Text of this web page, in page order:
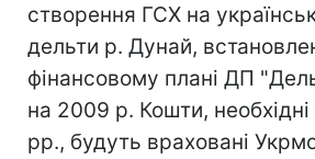
створення ГСХ на
дельти р. Дунай,
фінансовому плані ДП
на 2009 р. Кошти,
рр., будуть враховані